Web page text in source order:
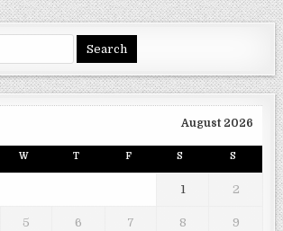
August 2026
W T F S S
1 2
5 6 7 8 9